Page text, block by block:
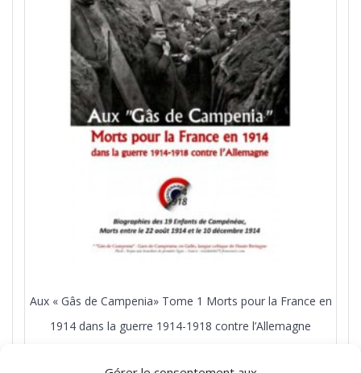
Aux « Gâs de Campenia» Tome 1 Morts pour la France en
1914 dans la guerre 1914-1918 contre l’Allemagne
45,00€